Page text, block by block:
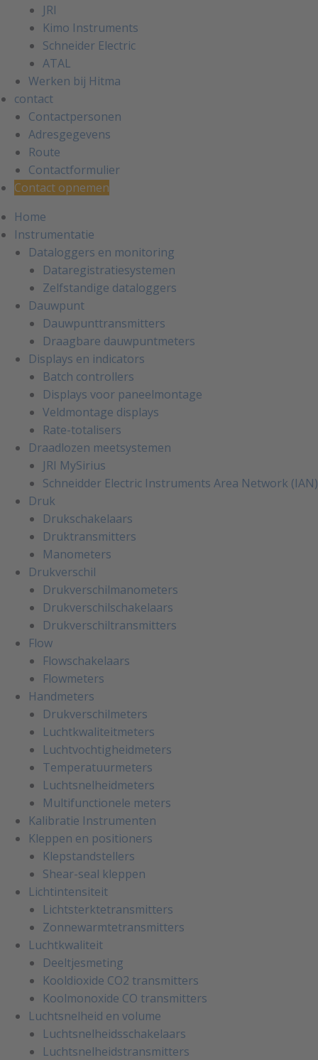
JRI
Kimo Instruments
Schneider Electric
ATAL
Werken bij Hitma
contact
Contactpersonen
Adresgegevens
Route
Contactformulier
Contact opnemen
Home
Instrumentatie
Dataloggers en monitoring
Dataregistratiesystemen
Zelfstandige dataloggers
Dauwpunt
Dauwpunttransmitters
Draagbare dauwpuntmeters
Displays en indicators
Batch controllers
Displays voor paneelmontage
Veldmontage displays
Rate-totalisers
Draadlozen meetsystemen
JRI MySirius
Schneidder Electric Instruments Area Network (IAN)
Druk
Drukschakelaars
Druktransmitters
Manometers
Drukverschil
Drukverschilmanometers
Drukverschilschakelaars
Drukverschiltransmitters
Flow
Flowschakelaars
Flowmeters
Handmeters
Drukverschilmeters
Luchtkwaliteitmeters
Luchtvochtigheidmeters
Temperatuurmeters
Luchtsnelheidmeters
Multifunctionele meters
Kalibratie Instrumenten
Kleppen en positioners
Klepstandstellers
Shear-seal kleppen
Lichtintensiteit
Lichtsterktetransmitters
Zonnewarmtetransmitters
Luchtkwaliteit
Deeltjesmeting
Kooldioxide CO2 transmitters
Koolmonoxide CO transmitters
Luchtsnelheid en volume
Luchtsnelheidsschakelaars
Luchtsnelheidstransmitters